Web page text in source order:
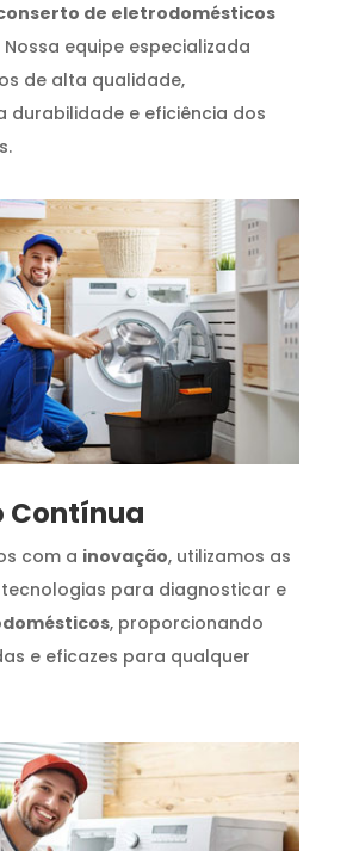
de eletrodomésticos
Nossa equipe especializada
de alta qualidade,
durabilidade e eficiência dos
Contínua
com a inovação, utilizamos as
para diagnosticar e
, proporcionando
e eficazes para qualquer